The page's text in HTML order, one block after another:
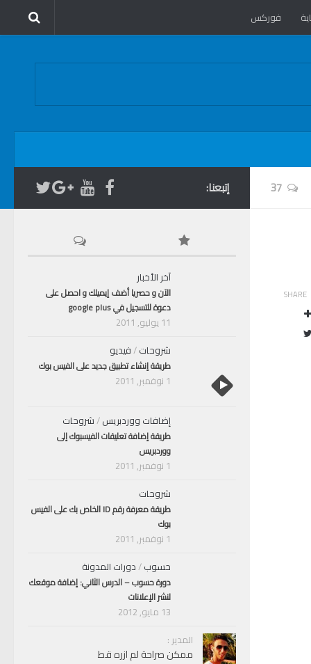
فوركس
37
SHARE
إتبعنا:
آخر الأخبار
الآن و حصريا أضف إيميلك و احصل على
دعوة للتسجيل في google plus
11 يوليو, 2011
شروحات/فيديو
طريقة إنشاء تطبيق جديد على الفيس بوك
1 نوفمبر, 2011
إضافات ووردبريس/شروحات
طريقة إضافة تعليقات الفيسبوك إلى
ووردبريس
1 نوفمبر, 2011
شروحات
طريقة معرفة رقم ID الخاص بك على الفيس
بوك
1 نوفمبر, 2011
حسوب/دورات المدونة
دورة حسوب – الدرس الثاني: إضافة موقعك
لنشر الإعلانات
13 مايو, 2012
المدير :
ممكن صراحة لم ازره قط